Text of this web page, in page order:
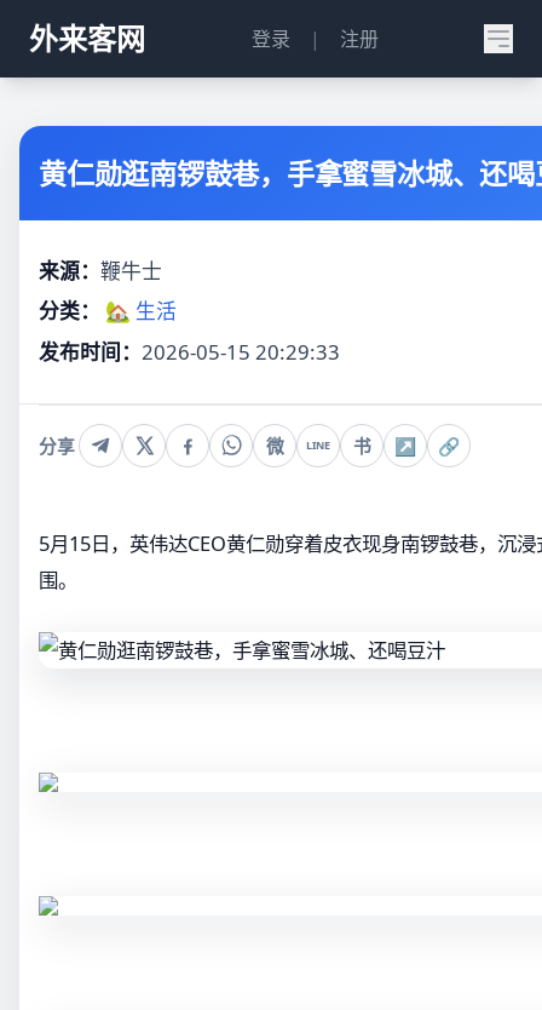
外来客网 登录 | 注册
黄仁勋逛南锣鼓巷，手拿蜜雪冰城、还
来源： 鞭牛士
分类：
🏡 生活
发布时间： 2026-05-15 20:29:33
分享 微 LINE 书 ↗ 🔗
5月15日，英伟达CEO黄仁勋穿着皮衣现身南锣鼓巷，沉
围。